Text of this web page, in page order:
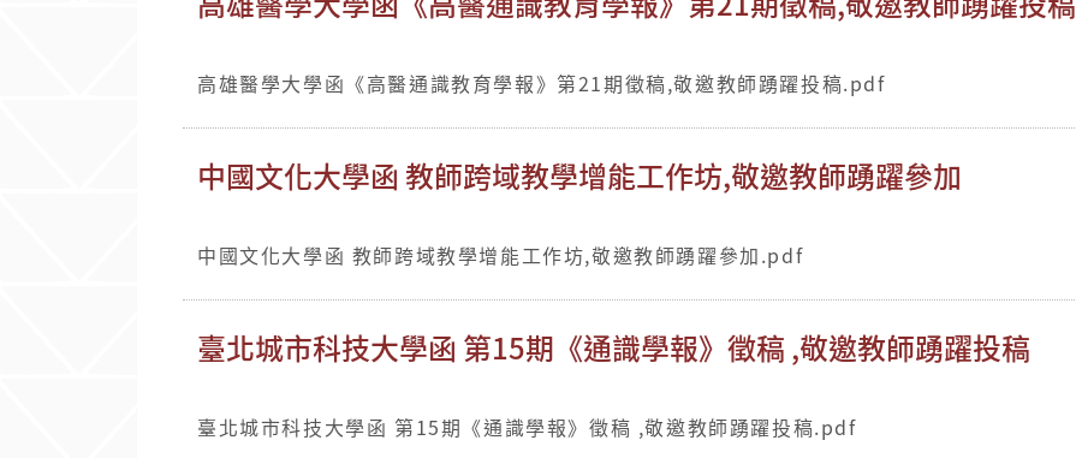
高雄醫學大學函《高醫通識教育學報》第21期徵稿,敬邀教師踴躍投稿.pdf
中國文化大學函 教師跨域教學增能工作坊,敬邀教師踴躍參加
中國文化大學函 教師跨域教學增能工作坊,敬邀教師踴躍參加.pdf
臺北城市科技大學函 第15期《通識學報》徵稿 ,敬邀教師踴躍投稿
臺北城市科技大學函 第15期《通識學報》徵稿 ,敬邀教師踴躍投稿.pdf